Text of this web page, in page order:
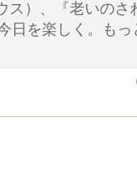
ス）、『老いの
日を楽しく。も